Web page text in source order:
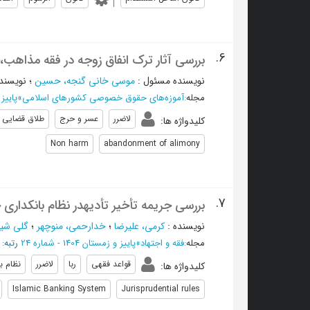
6. بررسی آثار ترک انفاق زوجه در فقه
نویسنده مسئول : موسی خانی گنجه، حسین؛
مجله:آموزه‌های حقوق خصوصی کشورهای اسلامی»پاییز 1404 -
کلیدواژه ها: لاضرر عسر و حرج
طلاق قضایی
abandonment of alimony
Non harm
7. بررسی جریمه تأخیر تأدیهدر نظام
نویسنده : کرمی، علیرضا؛خدارحمی، منوچهر ؛گلی
مجله:فقه و اجتهاد»پاییز و زمستان 1404 - شماره 24
کلیدواژه ها: قواعد فقهی ربا لاضرر
نظام
Jurisprudential rules
Islamic Banking System